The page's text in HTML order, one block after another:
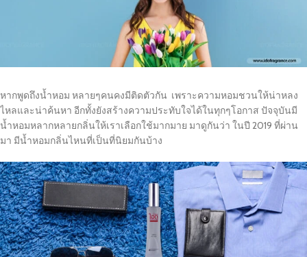
หากพูดถึงน้ำหอม หลายๆคนคงมีติดตัวกัน เพราะความหอมชวนให้น่าหลง
ไหลและน่าค้นหา อีกทั้งยังสร้างความประทับใจได้ในทุกๆโอกาส ปัจจุบันมี
น้ำหอมหลากหลายกลิ่นให้เราเลือกใช้มากมาย มาดูกันว่า ในปี 2019 ที่ผ่าน
มา มีน้ำหอมกลิ่นไหนที่เป็นที่นิยมกันบ้าง